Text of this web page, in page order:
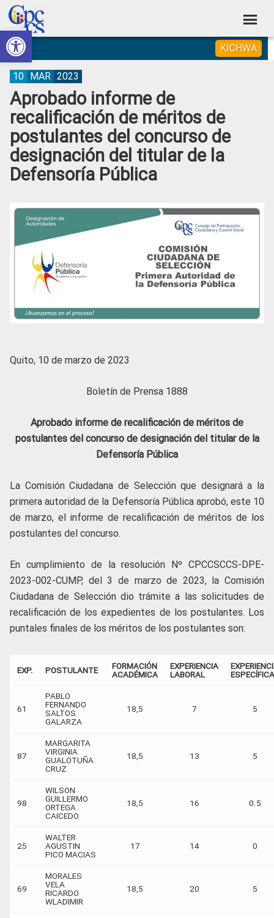
Abrir barra de herramientas
Skip
to
primary
navigation
Skip
to
main
content
Skip
to
primary
sidebar
Skip
to
footer
Consejo
de
Participación
Ciudadana
Control
Social
Construyendo
Poder
Ciudadano
KICHWA
Aprobado informe de
recalificación de méritos de
postulantes del concurso de
designación del titular de la
Defensoría Pública
10 MAR 2023
Quito, 10 de marzo de 2023
Boletín de Prensa 1888
Aprobado informe de recalificación de méritos de
postulantes del concurso de designación del titular de la
Defensoría Pública
La Comisión Ciudadana de Selección que designará a la
primera autoridad de la Defensoría Pública aprobó, este 10
de marzo, el informe de recalificación de méritos de los
postulantes del concurso.
En cumplimiento de la resolución Nº CPCCSCCS-DPE-
2023-002-CUMP, del 3 de marzo de 2023, la Comisión
Ciudadana de Selección dio trámite a las solicitudes de
recalificación de los expedientes de los postulantes. Los
puntales finales de los méritos de los postulantes son:
EXP. POSTULANTE
FORMACIÓN
ACADÉMICA
EXPERIENCIA
LABORAL
ESPECÍFICA
61
PABLO
FERNANDO
SALTOS
GALARZA
18,5 7 5
87
MARGARITA
VIRGINIA
GUALOTUÑA
CRUZ
18,5 13 5
98
WILSON
GUILLERMO
ORTEGA
CAICEDO
18,5 16 0.5
25
WALTER
AGUSTIN
PICO MACIAS
17 14 0
69
MORALES
VELA
RICARDO
WLADIMIR
18,5 20 5